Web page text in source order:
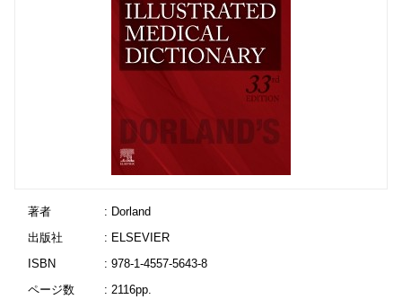
著者
: Dorland
出版社
: ELSEVIER
ISBN
: 978-1-4557-5643-8
ページ数
: 2116pp.